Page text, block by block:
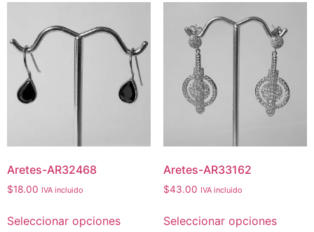
Aretes-AR32468
$18.00 IVA incluido
Seleccionar opciones
Aretes-AR33162
$43.00 IVA incluido
Seleccionar opciones